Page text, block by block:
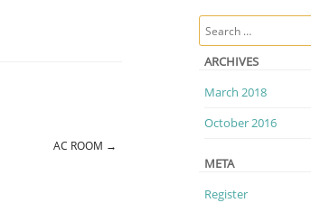
AC ROOM →
Search
ARCHIVES
March 2018
October 2016
META
Register